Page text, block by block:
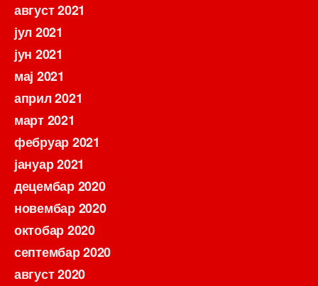
август 2021
јул 2021
јун 2021
мај 2021
април 2021
март 2021
фебруар 2021
јануар 2021
децембар 2020
новембар 2020
октобар 2020
септембар 2020
август 2020